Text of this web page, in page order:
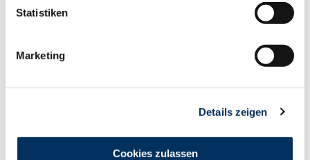
Statistiken
Marketing
Details zeigen
Cookies zulassen
Preisen neue Besitzer. Eine Fortune3-Tochter aus
600 €. Bereits am Donnerstag, 12. April 2007 findet
März 2007. Transportmöglichkeiten in alle